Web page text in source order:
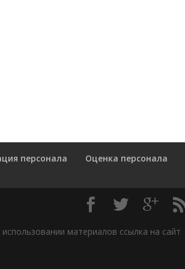
персонала Оценка персонала
материалов ссылка на сайт